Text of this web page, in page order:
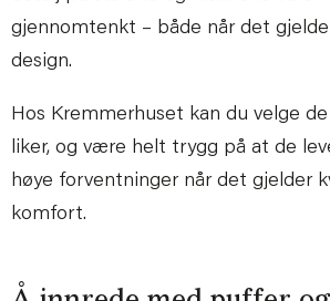
gjennomtenkt – både når det
design.
Hos Kremmerhuset kan du velge
liker, og være helt trygg på at de
høye forventninger når det gjelder
komfort.